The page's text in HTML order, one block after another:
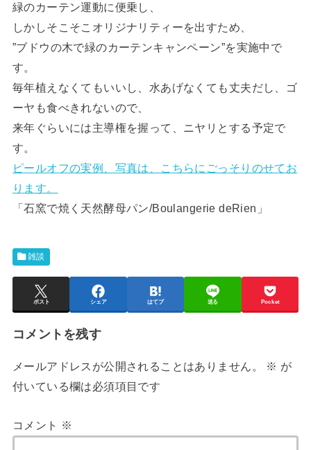
緑のカーテン運動に便乗し、
しかしそこそこオリジナリティーを出すため、
”ブドウの木で緑のカーテンキャンペーン”を実施中で
す。
毎年植えなくてもいいし、水あげなくても丈夫だし、ゴ
ーヤも食べきれないので、
来年ぐらいには主導権を握って、ニヤリとする予定で
す。
ピールオフの実例、写真は、こちらにごっそりのせてお
ります。
「石窯で焼く天然酵母パン/Boulangerie deRien」
雑談
ポスト シェア はてブ 送る Pocket
コメントを残す
メールアドレスが公開されることはありません。 ※ が
付いている欄は必須項目です
コメント ※